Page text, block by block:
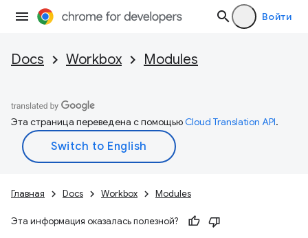
Войти
Docs Workbox Modules
Эта страница переведена с помощьюCloud Translation API.
Главная Docs Workbox Modules
Эта информация оказалась полезной?